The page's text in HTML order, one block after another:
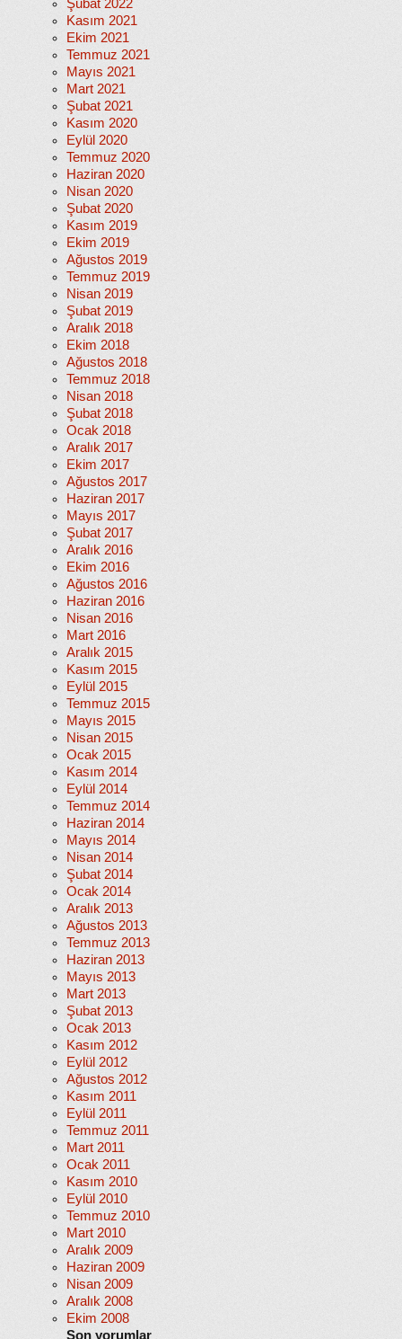
Şubat 2022
Kasım 2021
Ekim 2021
Temmuz 2021
Mayıs 2021
Mart 2021
Şubat 2021
Kasım 2020
Eylül 2020
Temmuz 2020
Haziran 2020
Nisan 2020
Şubat 2020
Kasım 2019
Ekim 2019
Ağustos 2019
Temmuz 2019
Nisan 2019
Şubat 2019
Aralık 2018
Ekim 2018
Ağustos 2018
Temmuz 2018
Nisan 2018
Şubat 2018
Ocak 2018
Aralık 2017
Ekim 2017
Ağustos 2017
Haziran 2017
Mayıs 2017
Şubat 2017
Aralık 2016
Ekim 2016
Ağustos 2016
Haziran 2016
Nisan 2016
Mart 2016
Aralık 2015
Kasım 2015
Eylül 2015
Temmuz 2015
Mayıs 2015
Nisan 2015
Ocak 2015
Kasım 2014
Eylül 2014
Temmuz 2014
Haziran 2014
Mayıs 2014
Nisan 2014
Şubat 2014
Ocak 2014
Aralık 2013
Ağustos 2013
Temmuz 2013
Haziran 2013
Mayıs 2013
Mart 2013
Şubat 2013
Ocak 2013
Kasım 2012
Eylül 2012
Ağustos 2012
Kasım 2011
Eylül 2011
Temmuz 2011
Mart 2011
Ocak 2011
Kasım 2010
Eylül 2010
Temmuz 2010
Mart 2010
Aralık 2009
Haziran 2009
Nisan 2009
Aralık 2008
Ekim 2008
Son yorumlar